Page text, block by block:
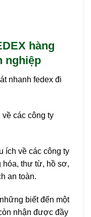
hàng
nghiệp
nhanh fedex đi
các công ty
ích về các công ty
hóa, thư từ, hồ sơ,
an toàn.
biết đến một
nhận được đầy